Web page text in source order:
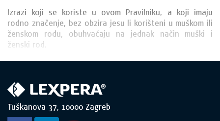
Izrazi koji se koriste u ovom Pravilniku, a koji imaju
rodno značenje, bez obzira jesu li korišteni u muškom ili
ženskom rodu, obuhvaćaju na jednak način muški i
ženski rod.
Tuškanova 37, 10000 Zagreb